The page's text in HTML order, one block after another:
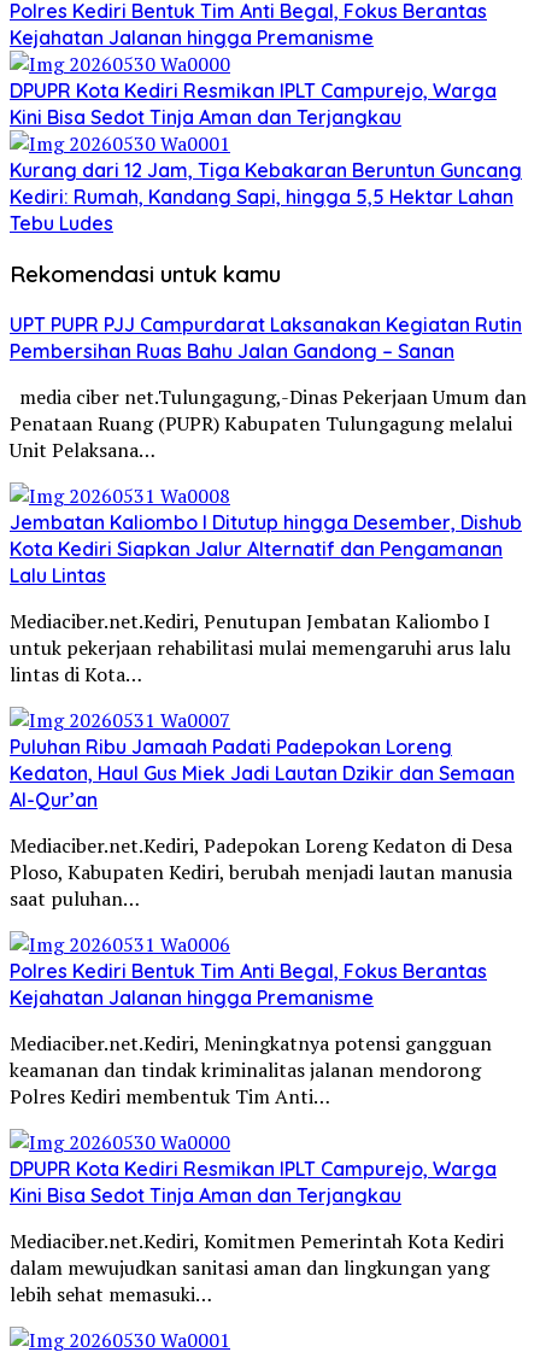
Polres Kediri Bentuk Tim Anti Begal, Fokus Berantas
Kejahatan Jalanan hingga Premanisme
DPUPR Kota Kediri Resmikan IPLT Campurejo, Warga
Kini Bisa Sedot Tinja Aman dan Terjangkau
Kurang dari 12 Jam, Tiga Kebakaran Beruntun Guncang
Kediri: Rumah, Kandang Sapi, hingga 5,5 Hektar Lahan
Tebu Ludes
Rekomendasi untuk kamu
UPT PUPR PJJ Campurdarat Laksanakan Kegiatan Rutin
Pembersihan Ruas Bahu Jalan Gandong – Sanan
media ciber net.Tulungagung,-Dinas Pekerjaan Umum dan
Penataan Ruang (PUPR) Kabupaten Tulungagung melalui
Unit Pelaksana…
Jembatan Kaliombo I Ditutup hingga Desember, Dishub
Kota Kediri Siapkan Jalur Alternatif dan Pengamanan
Lalu Lintas
Mediaciber.net.Kediri, Penutupan Jembatan Kaliombo I
untuk pekerjaan rehabilitasi mulai memengaruhi arus lalu
lintas di Kota…
Puluhan Ribu Jamaah Padati Padepokan Loreng
Kedaton, Haul Gus Miek Jadi Lautan Dzikir dan Semaan
Al-Qur’an
Mediaciber.net.Kediri, Padepokan Loreng Kedaton di Desa
Ploso, Kabupaten Kediri, berubah menjadi lautan manusia
saat puluhan…
Polres Kediri Bentuk Tim Anti Begal, Fokus Berantas
Kejahatan Jalanan hingga Premanisme
Mediaciber.net.Kediri, Meningkatnya potensi gangguan
keamanan dan tindak kriminalitas jalanan mendorong
Polres Kediri membentuk Tim Anti…
DPUPR Kota Kediri Resmikan IPLT Campurejo, Warga
Kini Bisa Sedot Tinja Aman dan Terjangkau
Mediaciber.net.Kediri, Komitmen Pemerintah Kota Kediri
dalam mewujudkan sanitasi aman dan lingkungan yang
lebih sehat memasuki…